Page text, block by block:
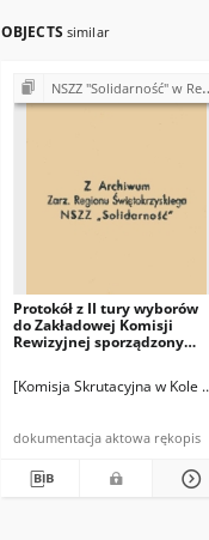
OBJECTS similar
NSZZ "Solidarność" w Rejonie Budowy Dróg w Kielcach (Komisje Oddziałowe, wybory, sprawy pracownicze)
Protokół z II tury wyborów
do Zakładowej Komisji
Rewizyjnej sporządzony
[Komisja Skrutacyjna w Kole
dokumentacja aktowa rękopis